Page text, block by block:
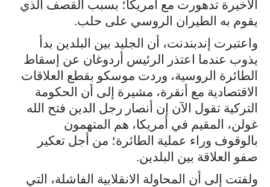
الأخيرة تدهورت مع أمريكا؛ بسبب القصف الذي
يقوم به الطيران الروسي على حلب.
واعتبرت إندبندنت، أن الجليد بين البلدين بدأ
يذوب عندما اعتذر الرئيس أردوغان عن إسقاط
الطائرة الروسية، وردت موسكو بقطع العلاقات
الاقتصادية مع أنقرة، مشيرة إلى أن الحكومة
التركية تقول الآن إن أنصار رجل الدين فتح الله
غولن، المقيم في أمريكا، هم المتهمون
بالوقوف وراء عملية الطائرة؛ من أجل تعكير
صفو العلاقة بين البلدين.
ولفتت إلى أن المحاولة الانقلابية الفاشلة، التي